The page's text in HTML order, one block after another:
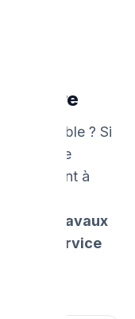
à Evere
fiable ? Si
, notre
rapidement à
travaux
un service